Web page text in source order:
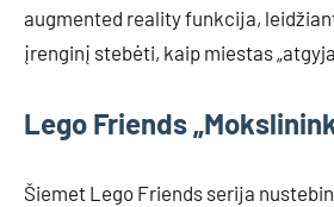
augmented reality funkcija,
įrenginį stebėti, kaip miestas
Lego Friends
Šiemet Lego Friends serija